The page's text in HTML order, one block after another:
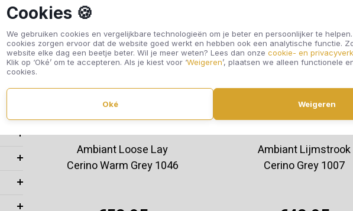
Cookies 🍪
We gebruiken cookies en vergelijkbare technologieën om je beter en persoonlijker te
cookies zorgen ervoor dat de website goed werkt en hebben ook een analytische functie.
website elke dag een beetje beter. Wil je meer weten? Lees dan onze cookie- en
Klik op ‘Oké’ om te accepteren. Als je kiest voor ‘Weigeren’, plaatsen we alleen functionele
cookies.
Oké Weigeren
Ambiant Loose Lay
Cerino Warm Grey 1046
Ambiant Lijmstrook
Cerino Grey 1007